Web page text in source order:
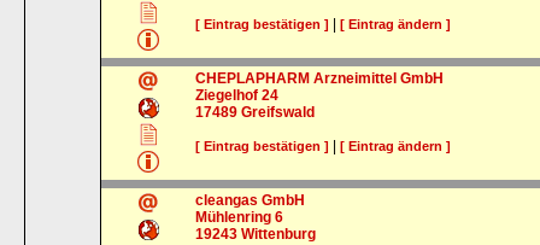
[ Eintrag bestätigen ] |[ Eintrag ändern ]
CHEPLAPHARM Arzneimittel GmbH
Ziegelhof 24
17489 Greifswald
[ Eintrag bestätigen ] |[ Eintrag ändern ]
cleangas GmbH
Mühlenring 6
19243 Wittenburg